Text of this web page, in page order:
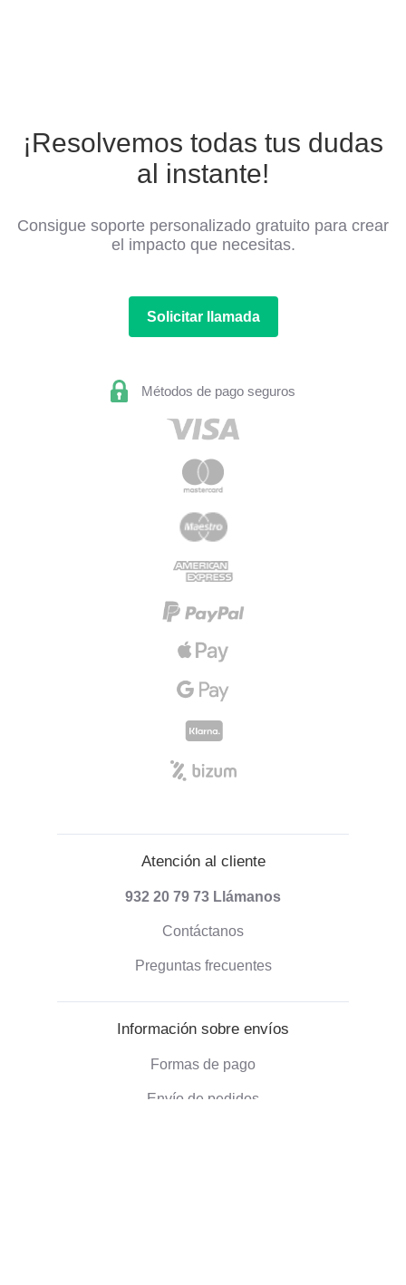
¡Resolvemos todas tus dudas
al instante!
Consigue soporte personalizado gratuito para crear
el impacto que necesitas.
Solicitar llamada
Métodos de pago seguros
Atención al cliente
932 20 79 73 Llámanos
Contáctanos
Preguntas frecuentes
Información sobre envíos
Formas de pago
Envío de pedidos